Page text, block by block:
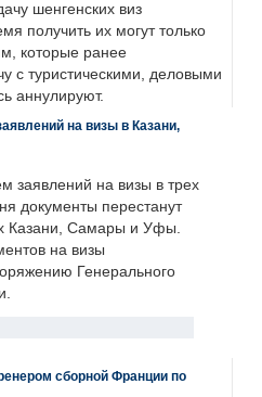
шенгенских виз
получить их могут только
которые ранее
с туристическими, деловыми
аннулируют.
на визы в Казани,
заявлений на визы в трех
документы перестанут
Казани, Самары и Уфы.
на визы
Генерального
сборной Франции по